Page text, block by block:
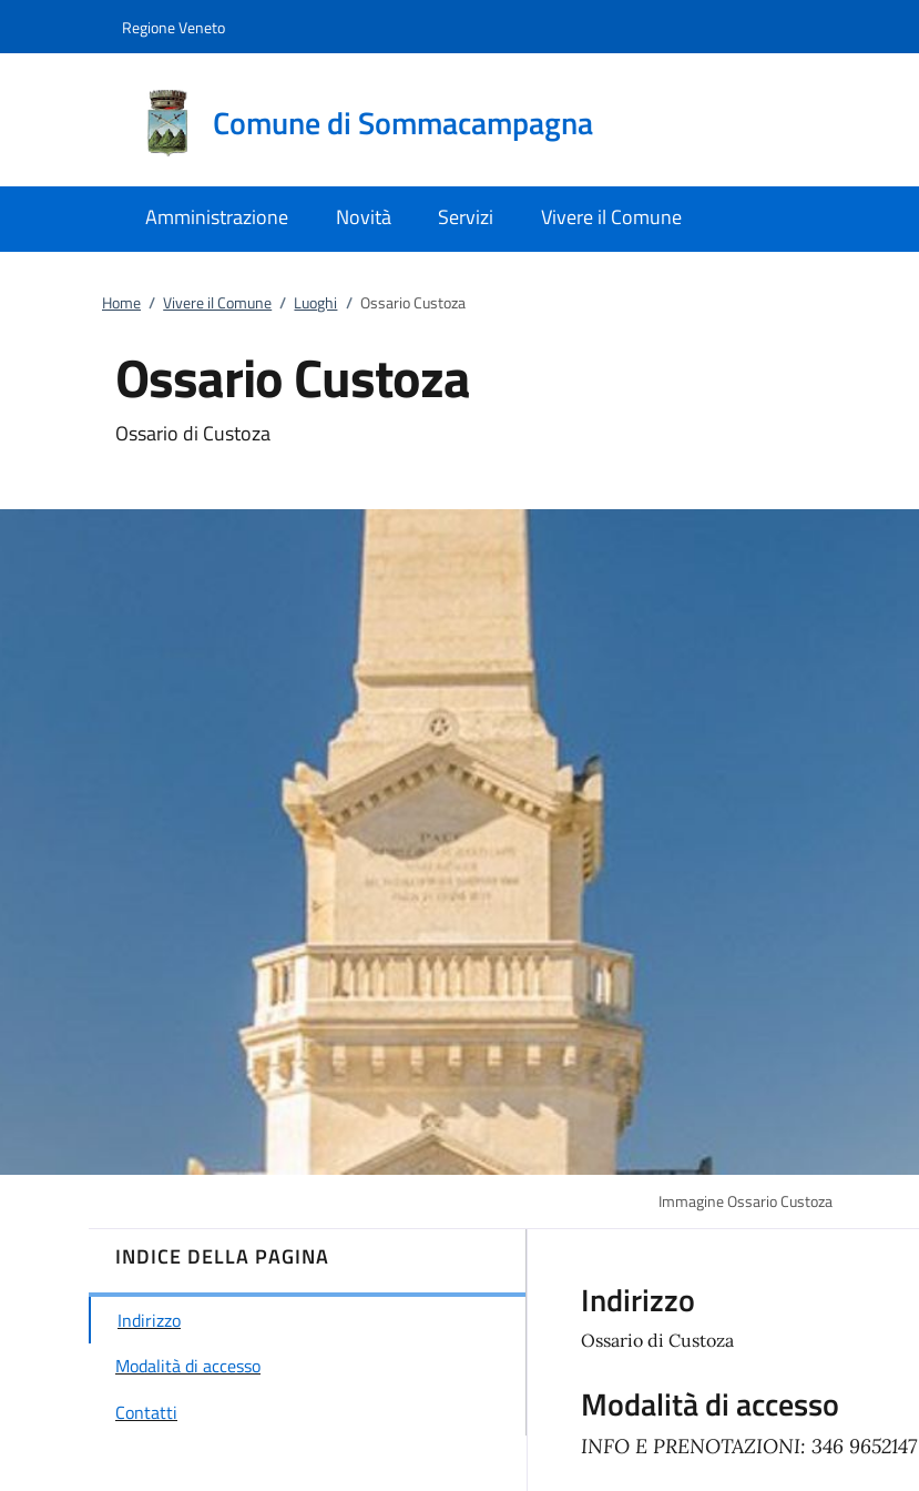
Regione Veneto
Comune di Sommacampagna
Amministrazione Novità Servizi Vivere il Comune
Home / Vivere il Comune / Luoghi / Ossario Custoza
Ossario Custoza
Ossario di Custoza
Immagine Ossario Custoza
INDICE DELLA PAGINA
Indirizzo
Modalità di accesso
Contatti
Indirizzo
Ossario di Custoza
Modalità di accesso
INFO E PRENOTAZIONI: 346 9652147